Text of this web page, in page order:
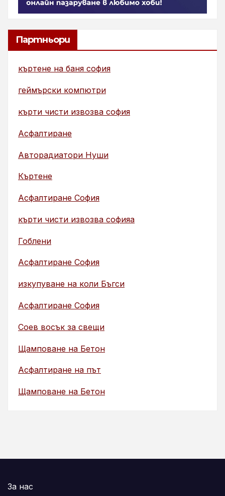
Партньори
къртене на баня софия
геймърски компютри
кърти чисти извозва софия
Асфалтиране
Авторадиатори Нуши
Къртене
Асфалтиране София
кърти чисти извозва софияа
Гоблени
Асфалтиране София
изкупуване на коли Бъгси
Асфалтиране София
Соев восък за свещи
Щамповане на Бетон
Асфалтиране на път
Щамповане на Бетон
За нас